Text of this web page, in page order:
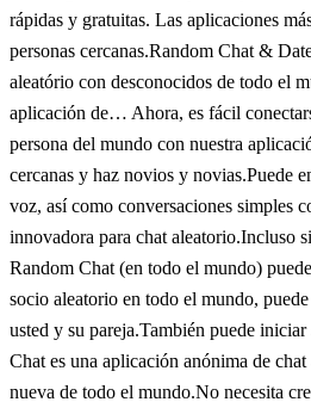
rápidas y gratuitas. Las aplicaciones
personas cercanas.Random Chat &
aleatório con desconocidos de todo el
aplicación de… Ahora, es fácil
persona del mundo con nuestra
cercanas y haz novios y novias.Puede
voz, así como conversaciones simples
innovadora para chat aleatorio.Incluso
Random Chat (en todo el mundo)
socio aleatorio en todo el mundo,
usted y su pareja.También puede
Chat es una aplicación anónima de
nueva de todo el mundo.No necesita